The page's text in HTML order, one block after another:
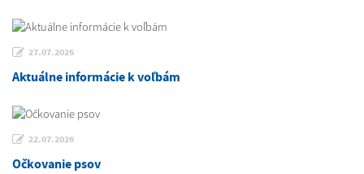
27.07.2026
Aktuálne informácie k voľbám
22.07.2026
Očkovanie psov